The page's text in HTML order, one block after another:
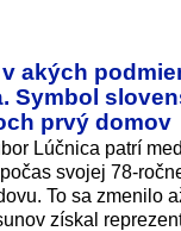
akých
Symbol
prvý domov
Lúčnica patrí
svojej 78-
To sa zmenilo
získal